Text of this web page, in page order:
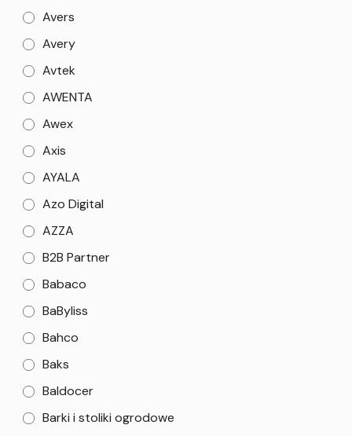
Avers
Avery
Avtek
AWENTA
Awex
Axis
AYALA
Azo Digital
AZZA
B2B Partner
Babaco
BaByliss
Bahco
Baks
Baldocer
Barki i stoliki ogrodowe